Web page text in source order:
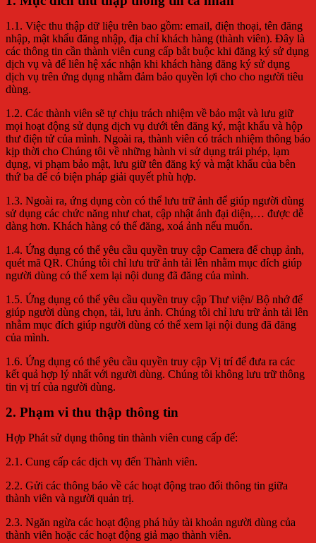
1.1. Việc thu thập dữ liệu trên bao gồm: email, điện thoại, tên đăng
nhập, mật khẩu đăng nhập, địa chỉ khách hàng (thành viên). Đây là
các thông tin cần thành viên cung cấp bắt buộc khi đăng ký sử dụng
dịch vụ và để liên hệ xác nhận khi khách hàng đăng ký sử dụng
dịch vụ trên ứng dụng nhằm đảm bảo quyền lợi cho cho người tiêu
dùng.
1.2. Các thành viên sẽ tự chịu trách nhiệm về bảo mật và lưu giữ
mọi hoạt động sử dụng dịch vụ dưới tên đăng ký, mật khẩu và hộp
thư điện tử của mình. Ngoài ra, thành viên có trách nhiệm thông báo
kịp thời cho Chúng tôi về những hành vi sử dụng trái phép, lạm
dụng, vi phạm bảo mật, lưu giữ tên đăng ký và mật khẩu của bên
thứ ba để có biện pháp giải quyết phù hợp.
1.3. Ngoài ra, ứng dụng còn có thể lưu trữ ảnh để giúp người dùng
sử dụng các chức năng như chat, cập nhật ảnh đại diện,… được dễ
dàng hơn. Khách hàng có thể đăng, xoá ảnh nếu muốn.
1.4. Ứng dụng có thể yêu cầu quyền truy cập Camera để chụp ảnh,
quét mã QR. Chúng tôi chỉ lưu trữ ảnh tải lên nhằm mục đích giúp
người dùng có thể xem lại nội dung đã đăng của mình.
1.5. Ứng dụng có thể yêu cầu quyền truy cập Thư viện/ Bộ nhớ để
giúp người dùng chọn, tải, lưu ảnh. Chúng tôi chỉ lưu trữ ảnh tải lên
nhằm mục đích giúp người dùng có thể xem lại nội dung đã đăng
của mình.
1.6. Ứng dụng có thể yêu cầu quyền truy cập Vị trí để đưa ra các
kết quả hợp lý nhất với người dùng. Chúng tôi không lưu trữ thông
tin vị trí của người dùng.
2. Phạm vi thu thập thông tin
Hợp Phát sử dụng thông tin thành viên cung cấp để:
2.1. Cung cấp các dịch vụ đến Thành viên.
2.2. Gửi các thông báo về các hoạt động trao đổi thông tin giữa
thành viên và người quản trị.
2.3. Ngăn ngừa các hoạt động phá hủy tài khoản người dùng của
thành viên hoặc các hoạt động giả mạo thành viên.